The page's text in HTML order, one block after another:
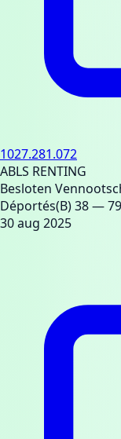
1027.281.072
ABLS RENTING
Besloten
Déportés(B) 38—
30 aug 2025